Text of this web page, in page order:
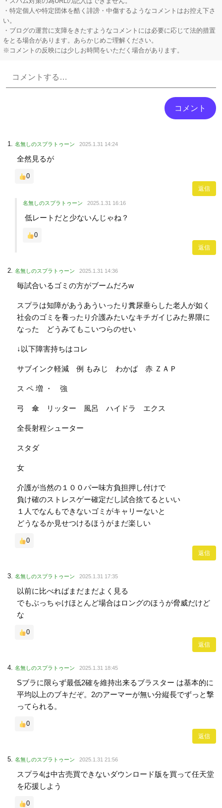
・特定個人や特定団体を酷く誹謗・中傷するようなコメントはお控え下さ
い。
・ブログの運営に支障をきたすようなコメントには必要に応じて法的措置
をとる場合があります。あらかじめご理解ください。
※コメントの反映には少しお時間をいただく場合があります。
名無しのスプラトゥーン 2025.1.31 14:24
全然見るが
0
返信
名無しのスプラトゥーン 2025.1.31 16:16
低レートだと少ないんじゃね？
0
返信
名無しのスプラトゥーン 2025.1.31 14:36
毎試合いるゴミの方がブームだろw
スプラは知障があうあういったり糞尿垂らした老人が如く
社会のゴミを養ったり介護みたいなキチガイじみた界隈に
なった どうみてもこいつらのせい
↓以下障害持ちはコレ
サブインク軽減 例 もみじ わかば 赤 ＺＡＰ
ス ペ 増 ・ 強
弓 傘 リッター 風呂 ハイドラ エクス
全長射程シューター
スタダ
女
介護が当然の１００パー味方負担押し付けで
負け確のストレスゲー確定だし試合捨てるといい
１人でなんもできないゴミがキャリーないと
どうなるか見せつけるほうがまだ楽しい
0
返信
名無しのスプラトゥーン 2025.1.31 17:35
以前に比べればまだまだよく見る
でもぶっちゃけほとんど場合はロングのほうが脅威だけど
な
0
返信
名無しのスプラトゥーン 2025.1.31 18:45
Sブラに限らず最低2確を維持出来るブラスター は基本的に
平均以上のブキだぞ。2のアーマーが無い分縦長でずっと撃
ってられる。
0
返信
名無しのスプラトゥーン 2025.1.31 21:56
スプラ4は中古売買できないダウンロード版を買って任天堂
を応援しよう
0